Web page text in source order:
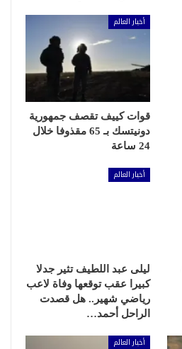
أخبار العالم
قوات كييف تقصف جمهورية
دونيتسك بـ 65 مقذوفا خلال
24 ساعة
أخبار العالم
ليلى عبد اللطيف تثير جدلا
كبيرا عقب توقعها وفاة لاعب
رياضي شهير.. هل قصدت
الراحل أحمد…
أخبار العالم